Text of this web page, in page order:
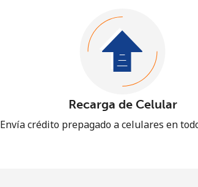
Recarga de Celular
Envía crédito prepagado a celulares en